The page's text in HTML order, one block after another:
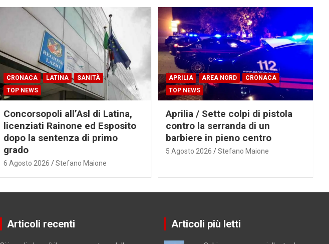
CRONACA LATINA
SANITÀ
TOP NEWS
Concorsopoli all’Asl di Latina,
licenziati Rainone ed Esposito
dopo la sentenza di primo
grado
6 Agosto 2026 Stefano Maione
APRILIA AREA NORD
CRONACA
TOP NEWS
Aprilia / Sette colpi di pistola
contro la serranda di un
barbiere in pieno centro
5 Agosto 2026 Stefano Maione
Articoli recenti Articoli più letti